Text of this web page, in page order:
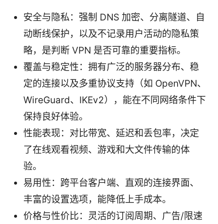
安全与隐私：强制 DNS 加密、分离隧道、自
动断线保护，以及不记录用户活动的隐私策
略，是判断 VPN 是否可靠的重要指标。
覆盖与稳定性：拥有广泛的服务器分布、稳
定的连接以及多重协议支持（如 OpenVPN、
WireGuard、IKEv2），能在不同网络条件下
保持良好体验。
性能表现：对比带宽、延迟和丢包率，决定
了在线观看视频、游戏和大文件传输的体
验。
易用性：跨平台客户端、直观的连接界面、
丰富的设置选项，能降低上手成本。
价格与性价比：灵活的订阅周期、广告/限速